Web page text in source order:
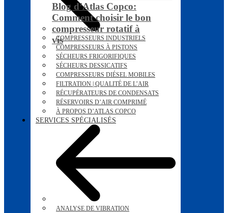
Blog d’Atlas Copco:
Comment choisir le bon
compresseur rotatif à
vis
COMPRESSEURS INDUSTRIELS
COMPRESSEURS À PISTONS
SÉCHEURS FRIGORIFIQUES
SÉCHEURS DESSICATIFS
COMPRESSEURS DIÉSEL MOBILES
FILTRATION | QUALITÉ DE L’AIR
RÉCUPÉRATEURS DE CONDENSATS
RÉSERVOIRS D’AIR COMPRIMÉ
À PROPOS D’ATLAS COPCO
SERVICES SPÉCIALISÉS
ANALYSE DE VIBRATION